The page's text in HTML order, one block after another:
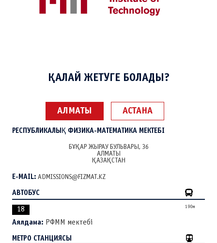
ҚАЛАЙ ЖЕТУГЕ БОЛАДЫ?
АЛМАТЫ АСТАНА
РЕСПУБЛИКАЛЫҚ ФИЗИКА-МАТЕМАТИКА МЕКТЕБІ
БҰҚАР ЖЫРАУ БУЛЬВАРЫ, 36
АЛМАТЫ
ҚАЗАҚСТАН
E-MAIL: ADMISSIONS@FIZMAT.KZ
АВТОБУС
18 190м
Аялдама: РФММ мектебі
МЕТРО СТАНЦИЯСЫ